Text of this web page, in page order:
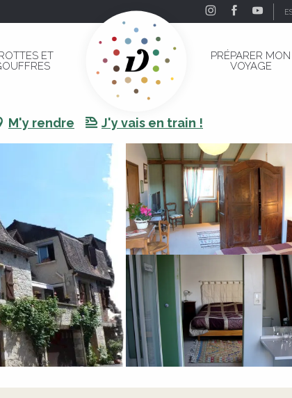
ET
PRÉPARER MON
VOYAGE
M'y rendre J'y vais en train !